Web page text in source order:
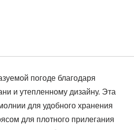
погоде благодаря
и утепленному дизайну. Эта
для удобного хранения
для плотного прилегания